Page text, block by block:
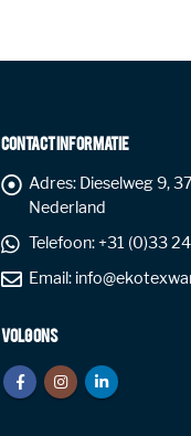
CONTACT INFORMATIE
Adres: Dieselweg 9,
Nederland
Telefoon: +31 (0)33
Email:
VOLG ONS